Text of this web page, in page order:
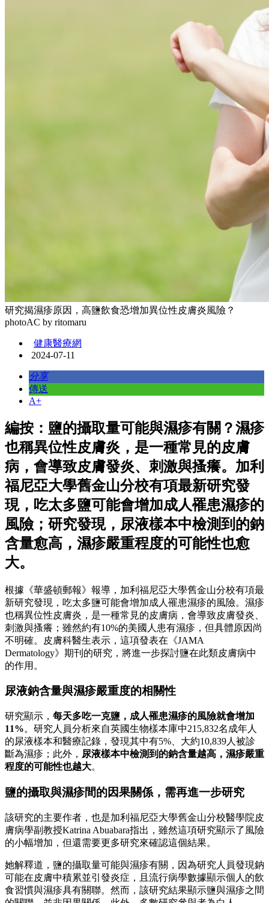
研究揭濕疹原因，高鹽飲食恐增加異位性皮膚炎風險？
photoAC by ritomaru
健康醫療網
2024-07-11
分享
傳送
A+
編按：鹽的攝取量可能與濕疹有關？濕疹
也稱異位性皮膚炎，是一種常見的皮膚
病，會導致皮膚發炎、刺激與搔癢。加利
福尼亞大學舊金山分校有項最新研究發
現，吃太多鹽可能會增加成人罹患濕疹的
風險；研究發現，尿液樣本中檢測到的鈉
含量愈高，濕疹嚴重程度的可能性也愈
大。
根據《華盛頓郵報》報導，加利福尼亞大學舊金山分校有項最
新研究發現，吃太多鹽可能會增加成人罹患濕疹的風險。濕疹
也稱異位性皮膚炎，是一種常見的皮膚病，會導致皮膚發炎、
刺激與搔癢；雖然約有10%的美國人患有濕疹，但具體原因尚
不明確。皮膚科醫生表示，這項發表在《JAMA
Dermatology》期刊的研究，將進一步探討鹽在此類皮膚病中
的作用。
尿液鈉含量與濕疹嚴重度的相關性
研究顯示， 每天多吃一克鹽，成人罹患濕疹的風險就會增加
11%。研究人員分析來自英國生物樣本庫中215,832名成年人
的尿液樣本和醫療記錄，發現其中有5%、大約10,839人被診
斷為濕疹；此外， 尿液樣本中檢測到的鈉含量越高，濕疹嚴重
程度的可能性也越大。
鹽的攝取與濕疹間的因果關係，需再進一步研究
該研究的主要作者，也是加利福尼亞大學舊金山分校醫學院皮
膚病學副教授Katrina Abuabara指出，雖然這項研究顯示了風險
的小幅增加，但還需要更多研究來確認這個結果。
她解釋道，鹽的攝取量可能與濕疹有關，因為研究人員發現鈉
可能在皮膚中積累並引發炎症，且流行病學數據顯示個人的飲
食習慣與濕疹具有關聯。然而，該研究結果顯示鹽與濕疹之間